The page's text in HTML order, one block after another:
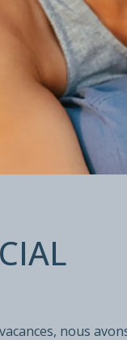
nous